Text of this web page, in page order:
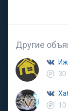
Другие
30
10